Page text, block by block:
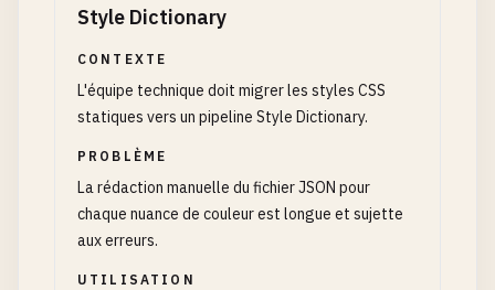
Style Dictionary
CONTEXTE
L'équipe technique doit migrer les styles CSS
statiques vers un pipeline Style Dictionary.
PROBLÈME
La rédaction manuelle du fichier JSON pour
chaque nuance de couleur est longue et sujette
aux erreurs.
UTILISATION